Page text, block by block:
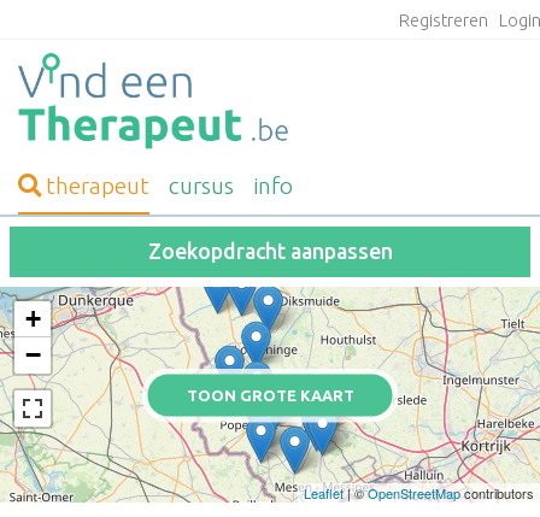
Registreren
therapeut cursus info
Zoekopdracht aanpassen
TOON GROTE KAART
+
−
Leaflet| ©OpenStreetMapcontributors